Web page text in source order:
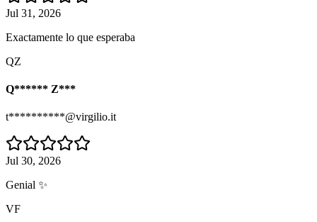
Jul 31, 2026
Exactamente lo que esperaba
QZ
Q****** Z***
t**********@virgilio.it
Jul 30, 2026
Genial ✨
VF